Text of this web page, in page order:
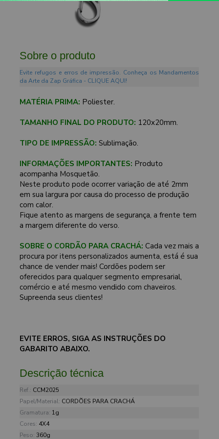
Sobre o produto
Evite refugos e erros de impressão. Conheça os Mandamentos
da Arte da Zap Gráfica - CLIQUE AQUI!
MATÉRIA PRIMA: Poliester.
TAMANHO FINAL DO PRODUTO: 120x20mm.
TIPO DE IMPRESSÃO: Sublimação.
INFORMAÇÕES IMPORTANTES: Produto
acompanha Mosquetão.
Neste produto pode ocorrer variação de até 2mm
em sua largura por causa do processo de produção
com calor.
Fique atento as margens de segurança, a frente tem
a margem diferente do verso.
SOBRE O CORDÃO PARA CRACHÁ: Cada vez mais a
procura por itens personalizados aumenta, está é sua
chance de vender mais! Cordões podem ser
oferecidos para qualquer segmento empresarial,
comércio e até mesmo vendido com chaveiros.
Supreenda seus clientes!
EVITE ERROS, SIGA AS INSTRUÇÕES DO
GABARITO ABAIXO.
Descrição técnica
Ref.: CCM2025
Papel/Material: CORDÕES PARA CRACHÁ
Gramatura: 1g
Cores: 4X4
Peso: 360g